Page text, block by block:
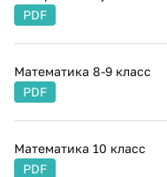
PDF
Математика 8-9 класс
PDF
Математика 10 класс
PDF